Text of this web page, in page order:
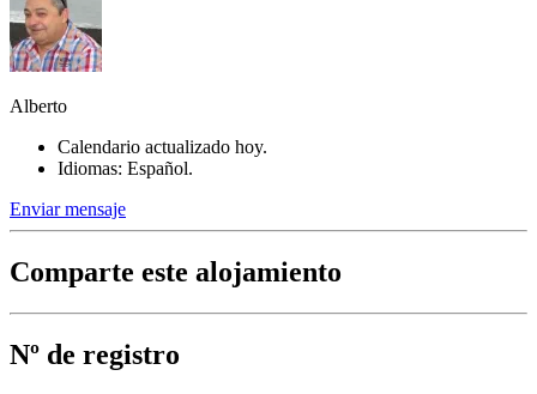
Alberto
Calendario actualizado hoy.
Idiomas: Español.
Enviar mensaje
Comparte este alojamiento
Nº de registro